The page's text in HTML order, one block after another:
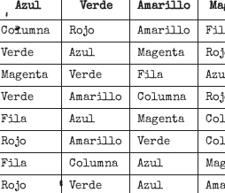
Azul Verde Amarillo
Columna Rojo Amarillo
Verde Azul Magenta
Magenta Verde Fila
Verde Amarillo Columna
Fila Azul Magenta
Rojo Amarillo Verde
Fila Columna Azul
Rojo Verde Azul